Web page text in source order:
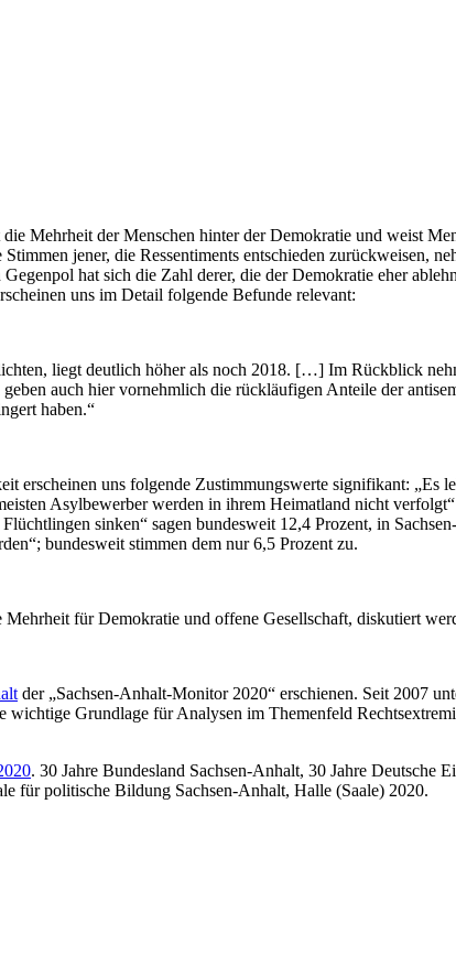
Mehrheit der Menschen hinter der Demokratie und weist
jener, die Ressentiments entschieden zurückweisen,
hat sich die Zahl derer, die der Demokratie eher
uns im Detail folgende Befunde relevant:
liegt deutlich höher als noch 2018. […] Im Rückblick
auch hier vornehmlich die rückläufigen Anteile der
haben.“
uns folgende Zustimmungswerte signifikant: „Es
Asylbewerber werden in ihrem Heimatland nicht
sinken“ sagen bundesweit 12,4 Prozent, in
bundesweit stimmen dem nur 6,5 Prozent zu.
für Demokratie und offene Gesellschaft, diskutiert
der „Sachsen-Anhalt-Monitor 2020“ erschienen. Seit 2007
Grundlage für Analysen im Themenfeld
. 30 Jahre Bundesland Sachsen-Anhalt, 30 Jahre Deutsche
für politische Bildung Sachsen-Anhalt, Halle (Saale) 2020.